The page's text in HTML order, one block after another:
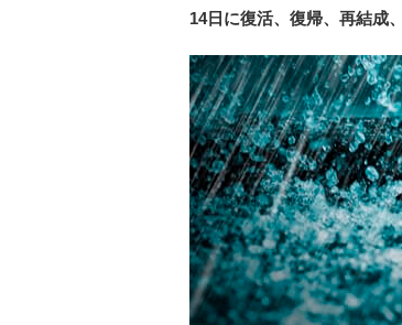
14日に復活、復帰、再結成